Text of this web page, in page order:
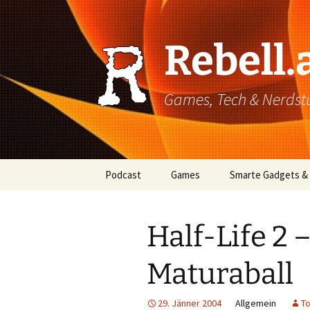
Games, Tech &
Podcast Games
Xbox
PlayStation
Mobile
Smarte Gadgets &
Half-Life 2
Maturaball
29. Jänner 2004 Allgemein